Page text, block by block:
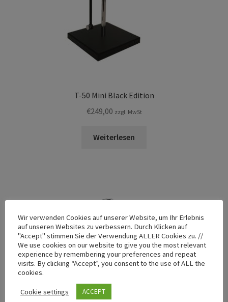
T-50 Mini Black Edition
€249,00 zzgl. MwSt
Weiterlesen
Wir verwenden Cookies auf unserer Website, um Ihr Erlebnis
auf unseren Websites zu verbessern. Durch Klicken auf
"Accept" stimmen Sie der Verwendung ALLER Cookies zu. //
We use cookies on our website to give you the most relevant
experience by remembering your preferences and repeat
visits. By clicking “Accept”, you consent to the use of ALL the
cookies.
Cookie settings ACCEPT